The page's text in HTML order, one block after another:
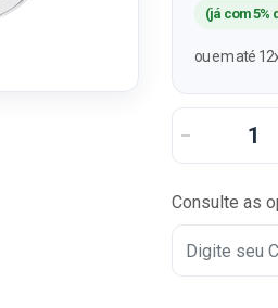
(já com 5%
ou em até
Consulte as